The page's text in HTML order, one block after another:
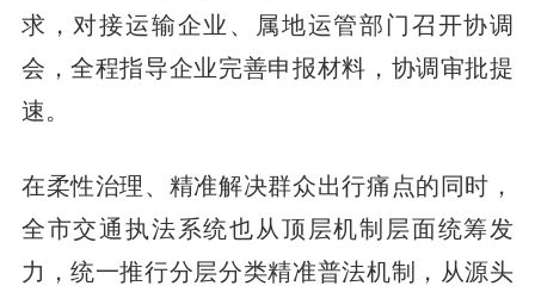
求，对接运输企业、属地运管部门召开协调
会，全程指导企业完善申报材料，协调审批提
速。
在柔性治理、精准解决群众出行痛点的同时，
全市交通执法系统也从顶层机制层面统筹发
力，统一推行分层分类精准普法机制，从源头